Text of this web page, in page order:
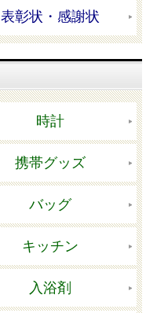
表彰状・感謝状
時計
携帯グッズ
バッグ
キッチン
入浴剤